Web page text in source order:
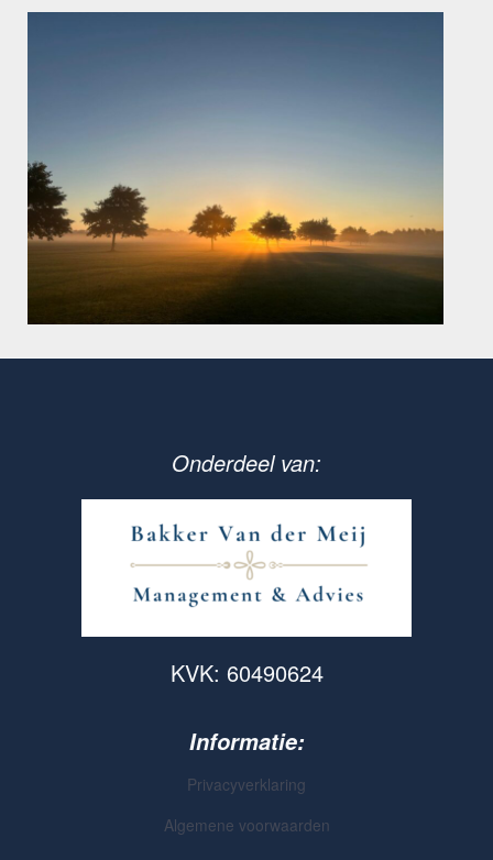
Onderdeel van:
KVK: 60490624
Informatie:
Privacyverklaring
Algemene voorwaarden